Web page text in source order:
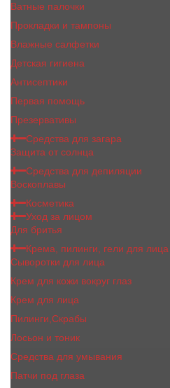
Ватные палочки
Прокладки и тампоны
Влажные салфетки
Детская гигиена
Антисептики
Первая помощь
Презервативы
Средства для загара
Защита от солнца
Средства для депиляции
Воскоплавы
Косметика
Уход за лицом
Для бритья
Крема, пилинги, гели для лица
Сыворотки для лица
Крем для кожи вокруг глаз
Крем для лица
Пилинги,Скрабы
Лосьон и тоник
Средства для умывания
Патчи под глаза